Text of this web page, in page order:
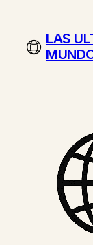
contenidoLAS